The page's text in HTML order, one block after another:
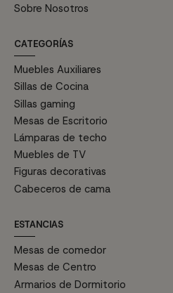
Sobre Nosotros
CATEGORÍAS
Muebles Auxiliares
Sillas de Cocina
Sillas gaming
Mesas de Escritorio
Lámparas de techo
Muebles de TV
Figuras decorativas
Cabeceros de cama
ESTANCIAS
Mesas de comedor
Mesas de Centro
Armarios de Dormitorio